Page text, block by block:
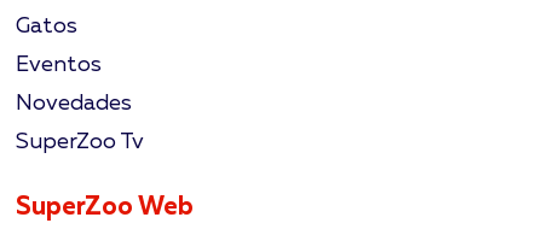
Gatos
Eventos
Novedades
SuperZoo Tv
SuperZoo Web